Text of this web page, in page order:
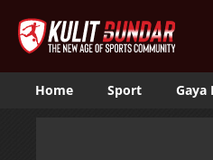
Home Sport Gaya